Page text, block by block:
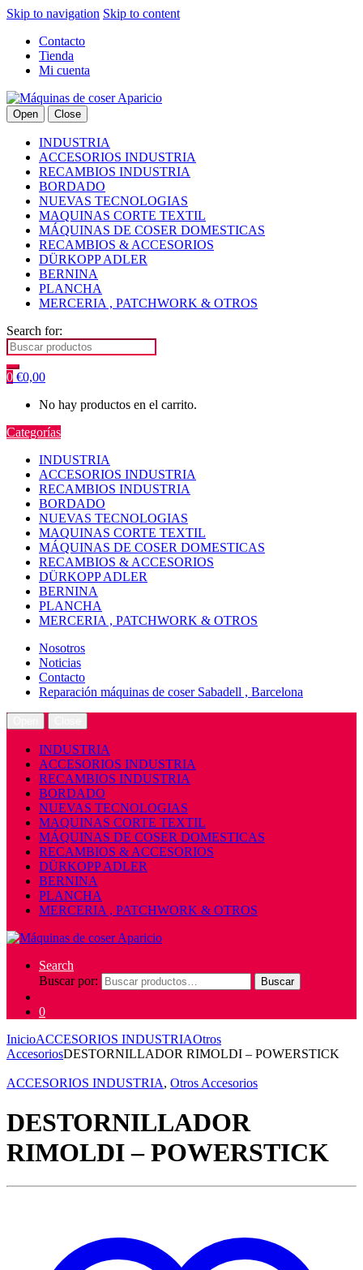
Skip to navigation Skip to content
Contacto
Tienda
Mi cuenta
Open Close
INDUSTRIA
ACCESORIOS INDUSTRIA
RECAMBIOS INDUSTRIA
BORDADO
NUEVAS TECNOLOGIAS
MAQUINAS CORTE TEXTIL
MÁQUINAS DE COSER DOMESTICAS
RECAMBIOS & ACCESORIOS
DÜRKOPP ADLER
BERNINA
PLANCHA
MERCERIA , PATCHWORK & OTROS
Search for:
0 €0,00
No hay productos en el carrito.
Categorías
INDUSTRIA
ACCESORIOS INDUSTRIA
RECAMBIOS INDUSTRIA
BORDADO
NUEVAS TECNOLOGIAS
MAQUINAS CORTE TEXTIL
MÁQUINAS DE COSER DOMESTICAS
RECAMBIOS & ACCESORIOS
DÜRKOPP ADLER
BERNINA
PLANCHA
MERCERIA , PATCHWORK & OTROS
Nosotros
Noticias
Contacto
Reparación máquinas de coser Sabadell , Barcelona
INDUSTRIA
ACCESORIOS INDUSTRIA
RECAMBIOS INDUSTRIA
BORDADO
NUEVAS TECNOLOGIAS
MAQUINAS CORTE TEXTIL
MÁQUINAS DE COSER DOMESTICAS
RECAMBIOS & ACCESORIOS
DÜRKOPP ADLER
BERNINA
PLANCHA
MERCERIA , PATCHWORK & OTROS
Search
Buscar por:
Buscar
0
InicioACCESORIOS INDUSTRIAOtros
AccesoriosDESTORNILLADOR RIMOLDI – POWERSTICK
ACCESORIOS INDUSTRIA, Otros Accesorios
DESTORNILLADOR
RIMOLDI – POWERSTICK